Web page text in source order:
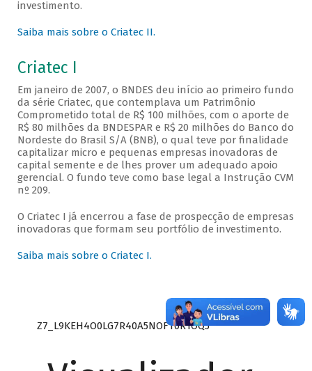
investimento.
Saiba mais sobre o Criatec II.
Criatec I
Em janeiro de 2007, o BNDES deu início ao primeiro fundo
da série Criatec, que contemplava um Patrimônio
Comprometido total de R$ 100 milhões, com o aporte de
R$ 80 milhões da BNDESPAR e R$ 20 milhões do Banco do
Nordeste do Brasil S/A (BNB), o qual teve por finalidade
capitalizar micro e pequenas empresas inovadoras de
capital semente e de lhes prover um adequado apoio
gerencial. O fundo teve como base legal a Instrução CVM
nº 209.
O Criatec I já encerrou a fase de prospecção de empresas
inovadoras que formam seu portfólio de investimento.
Saiba mais sobre o Criatec I.
Z7_L9KEH4O0LG7R40A5NOFT0R1OQ5